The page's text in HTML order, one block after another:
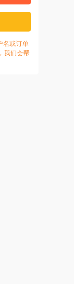
名或订单
我们会帮